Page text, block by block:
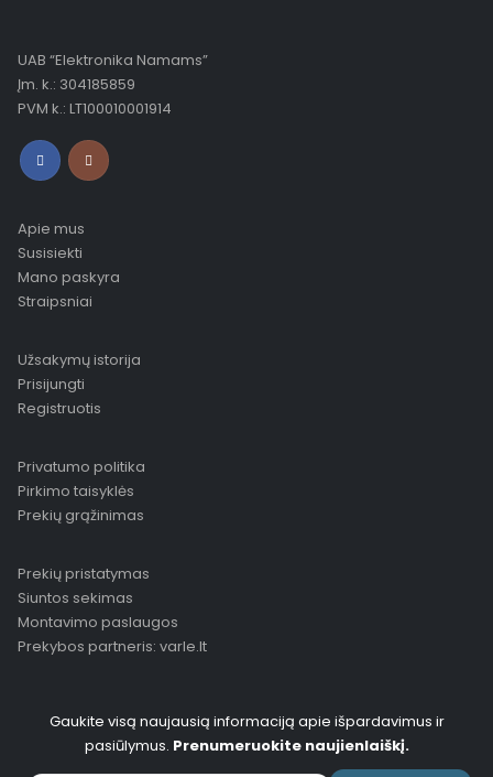
UAB “Elektronika Namams”
Įm. k.: 304185859
PVM k.: LT100010001914
Apie mus
Susisiekti
Mano paskyra
Straipsniai
Užsakymų istorija
Prisijungti
Registruotis
Privatumo politika
Pirkimo taisyklės
Prekių grąžinimas
Prekių pristatymas
Siuntos sekimas
Montavimo paslaugos
Prekybos partneris: varle.lt
Gaukite visą naujausią informaciją apie išpardavimus ir
pasiūlymus. Prenumeruokite naujienlaiškį.